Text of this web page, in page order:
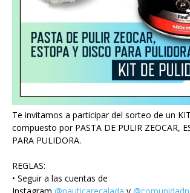
Te invitamos a participar del sorteo de un
compuesto por PASTA DE PULIR ZEOCAR,
PARA PULIDORA.
REGLAS:
• Seguir a las cuentas de